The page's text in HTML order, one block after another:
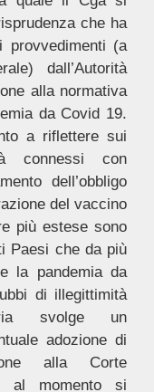
che ha
provvedimenti (a
dall’Autorità
alla normativa
da Covid 19.
a riflettere sui
connessi con
dell’obbligo
del vaccino
più estese sono
Paesi che da più
la pandemia da
di illegittimità
svolge un
adozione di
alla Corte
al momento si